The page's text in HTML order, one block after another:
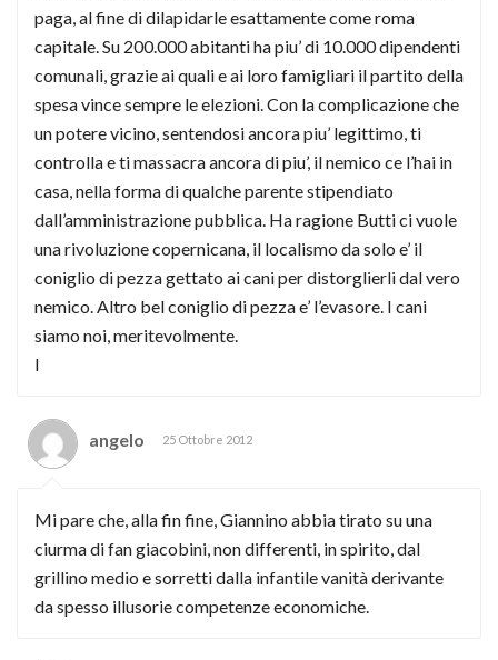
paga, al fine di dilapidarle esattamente come roma
capitale. Su 200.000 abitanti ha piu’ di 10.000 dipendenti
comunali, grazie ai quali e ai loro famigliari il partito della
spesa vince sempre le elezioni. Con la complicazione che
un potere vicino, sentendosi ancora piu’ legittimo, ti
controlla e ti massacra ancora di piu’, il nemico ce l’hai in
casa, nella forma di qualche parente stipendiato
dall’amministrazione pubblica. Ha ragione Butti ci vuole
una rivoluzione copernicana, il localismo da solo e’ il
coniglio di pezza gettato ai cani per distorglierli dal vero
nemico. Altro bel coniglio di pezza e’ l’evasore. I cani
siamo noi, meritevolmente.
l
angelo 25 Ottobre 2012
Mi pare che, alla fin fine, Giannino abbia tirato su una
ciurma di fan giacobini, non differenti, in spirito, dal
grillino medio e sorretti dalla infantile vanità derivante
da spesso illusorie competenze economiche.